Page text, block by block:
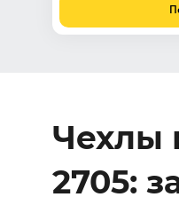
Чехлы
2705: